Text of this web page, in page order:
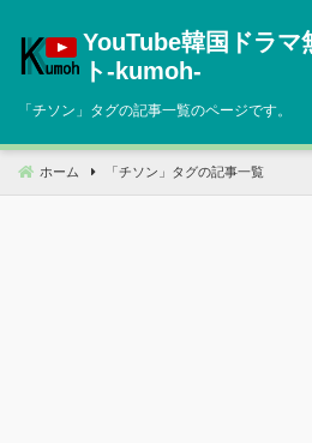
へ
動
YouTube韓国ドラマ
ト‐kumoh‐
「チソン 」タグの記事一覧のページです。
ホーム 「 チソン 」タグの記事一覧